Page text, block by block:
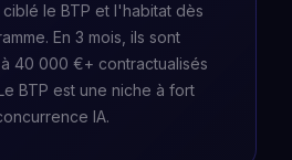
ciblé le BTP et l'habitat dès
En 3 mois, ils sont
40 000 €+ contractualisés
BTP est une niche à fort
IA.